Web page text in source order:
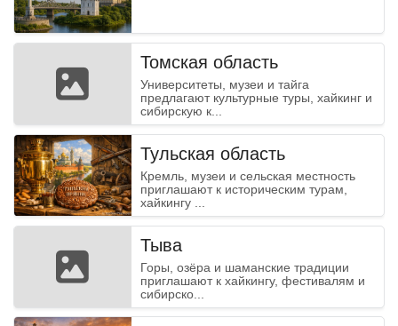
Томская область
Университеты, музеи и тайга
предлагают культурные туры, хайкинг и
сибирскую к...
Тульская область
Кремль, музеи и сельская местность
приглашают к историческим турам,
хайкингу ...
Тыва
Горы, озёра и шаманские традиции
приглашают к хайкингу, фестивалям и
сибирско...